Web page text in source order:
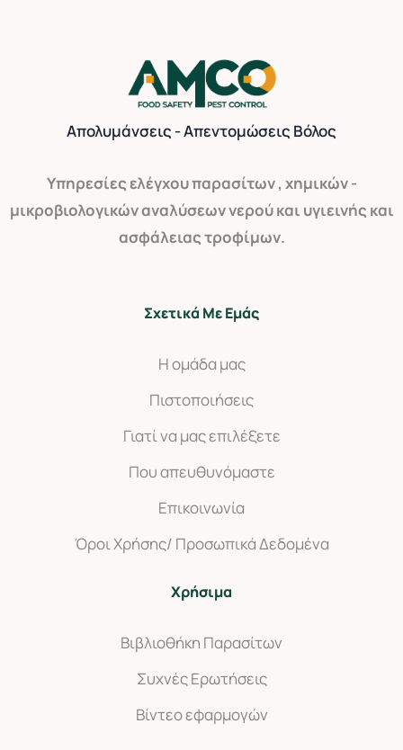
Απολυμάνσεις - Απεντομώσεις Βόλος
Yπηρεσίες ελέγχου παρασίτων , χημικών -
μικροβιολογικών αναλύσεων νερού και υγιεινής και
ασφάλειας τροφίμων.
Σχετικά Με Εμάς
Η ομάδα μας
Πιστοποιήσεις
Γιατί να μας επιλέξετε
Που απευθυνόμαστε
Επικοινωνία
Όροι Χρήσης/ Προσωπικά Δεδομένα
Χρήσιμα
Βιβλιοθήκη Παρασίτων
Συχνές Ερωτήσεις
Βίντεο εφαρμογών